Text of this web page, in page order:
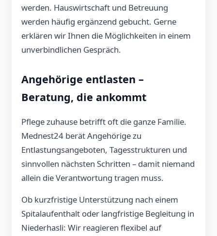
werden. Hauswirtschaft und Betreuung
werden häufig ergänzend gebucht. Gerne
erklären wir Ihnen die Möglichkeiten in einem
unverbindlichen Gespräch.
Angehörige entlasten –
Beratung, die ankommt
Pflege zuhause betrifft oft die ganze Familie.
Mednest24 berät Angehörige zu
Entlastungsangeboten, Tagesstrukturen und
sinnvollen nächsten Schritten – damit niemand
allein die Verantwortung tragen muss.
Ob kurzfristige Unterstützung nach einem
Spitalaufenthalt oder langfristige Begleitung in
Niederhasli: Wir reagieren flexibel auf